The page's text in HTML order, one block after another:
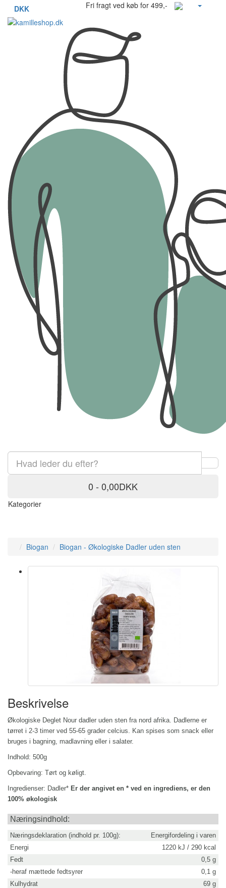
DKK Fri fragt ved køb for 499,-
0 - 0,00DKK
Kategorier
Biogan Biogan - Økologiske Dadler uden sten
Beskrivelse
Økologiske Deglet Nour dadler uden sten fra nord afrika. Dadlerne er
tørret i 2-3 timer ved 55-65 grader celcius. Kan spises som snack eller
bruges i bagning, madlavning eller i salater.
Indhold: 500g
Opbevaring: Tørt og køligt.
Ingredienser: Dadler* Er der angivet en * ved en ingrediens, er den
100% økologisk
Næringsindhold:
Næringsdeklaration (indhold pr. 100g):
Energifordeling i varen
Energi
1220 kJ / 290 kcal
Fedt
0,5 g
-heraf mættede fedtsyrer
0,1 g
Kulhydrat
69 g